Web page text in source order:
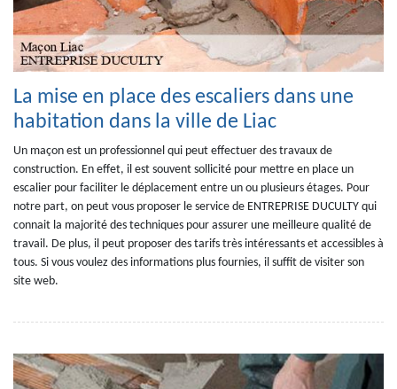
La mise en place des escaliers dans une
habitation dans la ville de Liac
Un maçon est un professionnel qui peut effectuer des travaux de
construction. En effet, il est souvent sollicité pour mettre en place un
escalier pour faciliter le déplacement entre un ou plusieurs étages. Pour
notre part, on peut vous proposer le service de ENTREPRISE DUCULTY qui
connait la majorité des techniques pour assurer une meilleure qualité de
travail. De plus, il peut proposer des tarifs très intéressants et accessibles à
tous. Si vous voulez des informations plus fournies, il suffit de visiter son
site web.